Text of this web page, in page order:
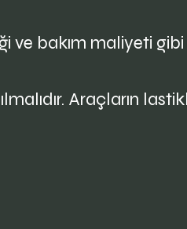
ve bakım maliyeti
Araçların